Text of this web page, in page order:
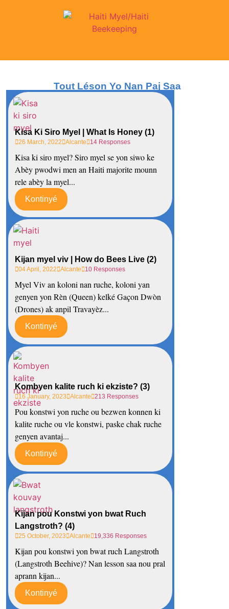
Tout Léson Yo Nan Paj Saa
Kisa Ki Siro Myel | What Is Honey (1)
26 March, 2022 Alcante 14 Responses
Kisa ki siro myel? Siro myel se yon siwo ke
Abèy pwodwi men an Haiti majorite mounn
rele abèy la myel...
Kontinyé
Kijan myel viv | How do Bees Live (2)
04 April, 2022 Alcante 10 Responses
Myel Viv an koloni nan ruche, koloni yan
genyen yon Rèn (Queen) kelké Gaçon Dwòn
(Drones) ak anpil Travayèz...
Kontinyé
Kombyen kalite ruch ki ekziste? (3)
16 January, 2023 Alcante 213 Responses
Pou konstwi yon ruche ou bezwen konnen ki
kalite ruche ou vle konstwi, paske chak ruche
genyen avantaj...
Kontinyé
Kijan pou Konstwi yon bwat Ruch
Langstroth? (4)
25 October, 2023 Alcante 19,336 Responses
Kijan pou konstwi yon bwat ruch Langstroth
(Langstroth Beehive)? Nan lesson saa nou pral
aprann kijan...
Kontinyé